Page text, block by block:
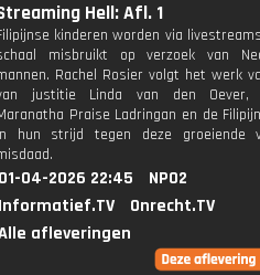
Hell: Afl. 1
kinderen worden via
misbruikt op verzoek van
Rachel Rosier volgt het werk
justitie Linda van den Oever,
Praise Ladringan en de
hun strijd tegen deze groeiende
01-04-2026 22:45
NPO2
Informatief.TV
Onrecht.TV
afleveringen